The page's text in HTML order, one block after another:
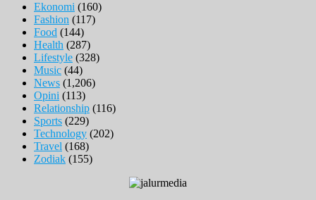
Ekonomi (160)
Fashion (117)
Food (144)
Health (287)
Lifestyle (328)
Music (44)
News (1,206)
Opini (113)
Relationship (116)
Sports (229)
Technology (202)
Travel (168)
Zodiak (155)